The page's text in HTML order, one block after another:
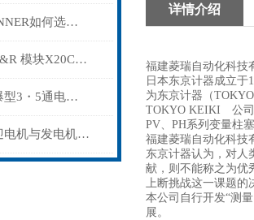
邦纳BANNER如何选择工业安全控制器
贝加莱B&R 模块X20CP0291
SMC防爆型3・5通电磁阀
ABB喜迎电机与发电机业务在华发展20周年
详情介绍
福建菱瑞自动化科技
日本东京计器成立于
为东京计器（
TOKYO KEIKI 公司
PV、PH系列变量柱
福建菱瑞自动化科技
东京计器认为，对人
献，则不能称之为优
上断挑战这一课题的
本公司自行开发“测
展。